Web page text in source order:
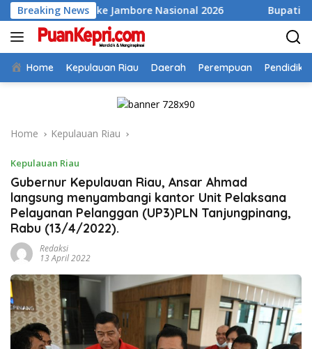
Skip
to
content
Breaking News
ke Jambore Nasional 2026 Bupati Aneng
Home Kepulauan Riau Daerah Perempuan
Home Kepulauan Riau
Kepulauan Riau
Gubernur Kepulauan Riau, Ansar Ahmad
langsung menyambangi kantor Unit Pelaksana
Pelayanan Pelanggan (UP3)PLN Tanjungpinang,
Rabu (13/4/2022).
Redaksi
13 April 2022